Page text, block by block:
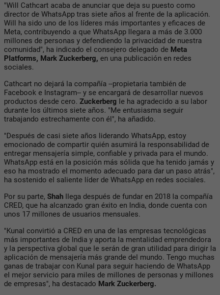
"Will Cathcart acaba de anunciar que deja su puesto como
director de WhatsApp tras siete años al frente de la aplicación.
Will ha sido uno de los líderes más importantes y eficaces de
Meta, contribuyendo a que WhatsApp llegara a más de 3.000
millones de personas y defendiendo la privacidad de nuestra
comunidad", ha indicado el consejero delegado de Meta
Platforms, Mark Zuckerberg, en una publicación en redes
sociales.
Cathcart no dejará la compañía --propietaria también de
Facebook e Instagram-- y se encargará de desarrollar nuevos
productos desde cero. Zuckerberg le ha agradecido a su labor
durante los últimos siete años. "Me entusiasma seguir
trabajando estrechamente con él", ha añadido.
"Después de casi siete años liderando WhatsApp, estoy
emocionado de compartir quién asumirá la responsabilidad de
entregar mensajería simple, confiable y privada para el mundo.
WhatsApp está en la posición más sólida que ha tenido jamás y
eso ha mostrado el momento adecuado para dar un paso atrás",
ha sostenido el saliente líder de WhatsApp en redes sociales.
Por su parte, Shah llega después de fundar en 2018 la compañía
CRED, que ha alcanzado gran éxito en India, donde cuenta con
unos 17 millones de usuarios mensuales.
"Kunal convirtió a CRED en una de las empresas tecnológicas
más importantes de India y aporta la mentalidad emprendedora
y la perspectiva global que le serán de gran utilidad para dirigir la
aplicación de mensajería más grande del mundo. Tengo muchas
ganas de trabajar con Kunal para seguir haciendo de WhatsApp
el mejor servicio para miles de millones de personas y millones
de empresas", ha destacado Mark Zuckerberg.